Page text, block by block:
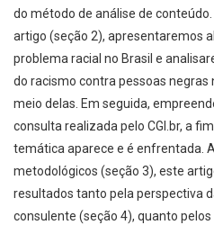
do método de análise de
artigo (seção 2), apresentaremos
problema racial no Brasil e
do racismo contra pessoas
meio delas. Em seguida,
consulta realizada pelo CGI.br, a
temática aparece e é enfrentada.
metodológicos (seção 3), este
resultados tanto pela perspectiva
consulente (seção 4), quanto